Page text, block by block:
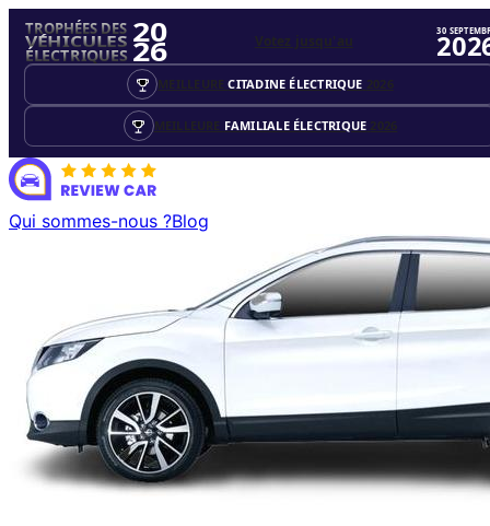
TROPHÉES DES
VÉHICULES
ÉLECTRIQUES
20
26
MEILLEURECITADINE ÉLECTRIQUE 2026
MEILLEURE FAMILIALE ÉLECTRIQUE 2026
Votez jusqu'au
30
Qui sommes-nous ?Blog